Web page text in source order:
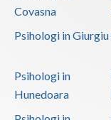
Covasna
Psihologi in Giurgiu
Psihologi in
Hunedoara